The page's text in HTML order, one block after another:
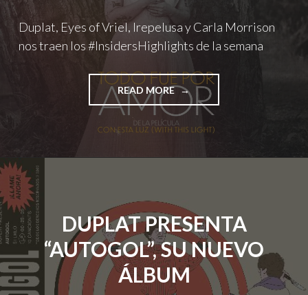
Duplat, Eyes of Vriel, Irepelusa y Carla Morrison
nos traen los #InsidersHighlights de la semana
READ MORE"DUPLAT,
EYES
OF
VRIEL,
Y
NOS
TRAEN
LOS
#INSIDERSHIGHLIGHTS
DE
LA
SEMANA"
DUPLAT PRESENTA
“AUTOGOL”, SU NUEVO
ÁLBUM